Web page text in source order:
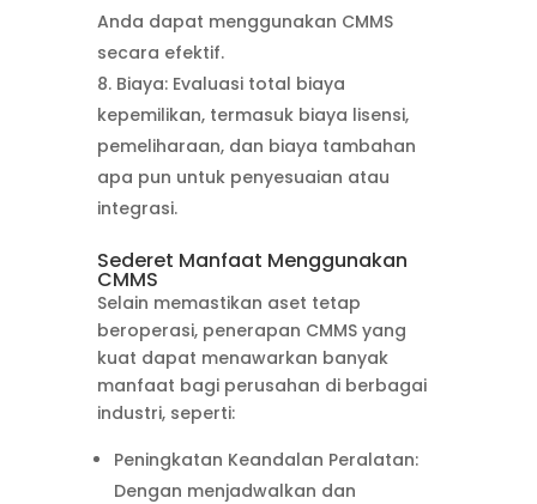
Anda dapat menggunakan CMMS
secara efektif.
Biaya: Evaluasi total biaya
kepemilikan, termasuk biaya lisensi,
pemeliharaan, dan biaya tambahan
apa pun untuk penyesuaian atau
integrasi.
Sederet Manfaat Menggunakan
CMMS
Selain memastikan aset tetap
beroperasi, penerapan CMMS yang
kuat dapat menawarkan banyak
manfaat bagi perusahan di berbagai
industri, seperti:
Peningkatan Keandalan Peralatan:
Dengan menjadwalkan dan